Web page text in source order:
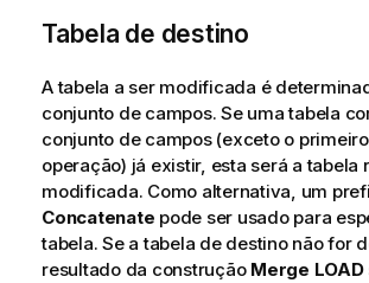
Tabela de destino
A tabela a ser modificada é
conjunto de campos. Se uma tabela
conjunto de campos (exceto o
operação) já existir, esta será a tabela
modificada. Como alternativa, um
Concatenate pode ser usado para
tabela. Se a tabela de destino não for
resultado da construção Merge LOAD